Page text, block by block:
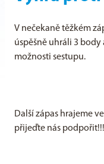
V nečekaně těžkém
úspěšně uhráli 3
možnosti sestupu.
Další zápas hrajeme
přijeďte nás podpořit!!!